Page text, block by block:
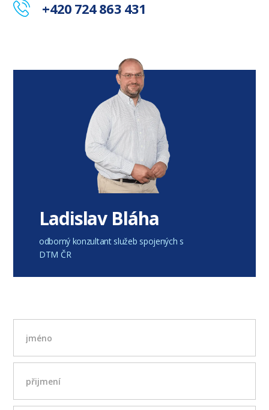
+420 724 863 431
Ladislav Bláha
odborný konzultant služeb spojených s
DTM ČR